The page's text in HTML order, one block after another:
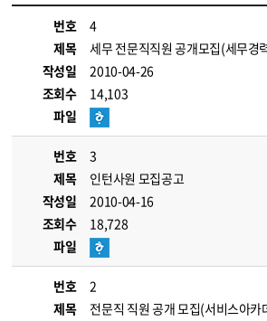
번호
4
제목
세무 전문직직원 공개모집(세무경
작성일
2010-04-26
조회수
14,103
파일
번호
3
제목
인턴사원 모집공고
작성일
2010-04-16
조회수
18,728
파일
번호
2
제목
전문직 직원 공개 모집(서비스아카